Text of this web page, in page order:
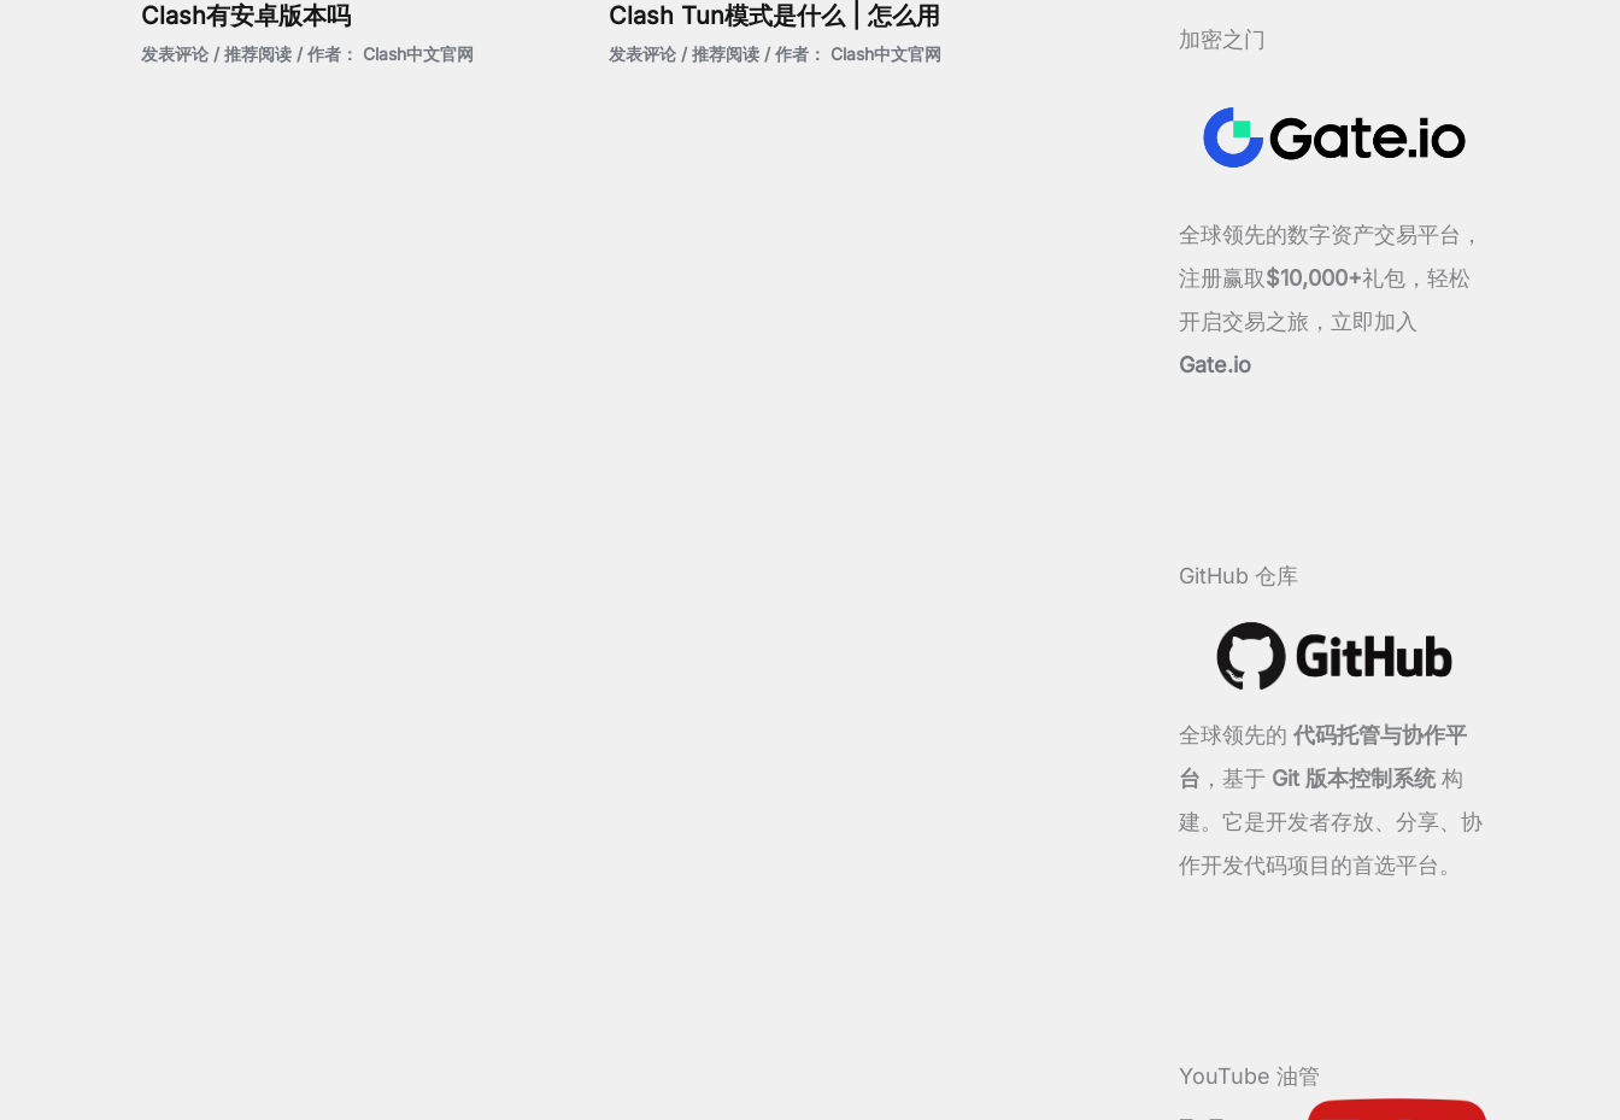
Clash有安卓版本吗
发表评论 / 推荐阅读 / 作者： Clash中文官网
Clash Tun模式是什么 | 怎么用
发表评论 / 推荐阅读/ 作者： Clash中文官网
加密之门
全球领先的数字资产交易平台，
注册赢取$10,000+礼包，轻松
开启交易之旅，立即加入
Gate.io
GitHub 仓库
全球领先的 代码托管与协作平
台 ，基于 Git 版本控制系统构
建。它是开发者存放、分享、协
作开发代码项目的首选平台。
YouTube 油管